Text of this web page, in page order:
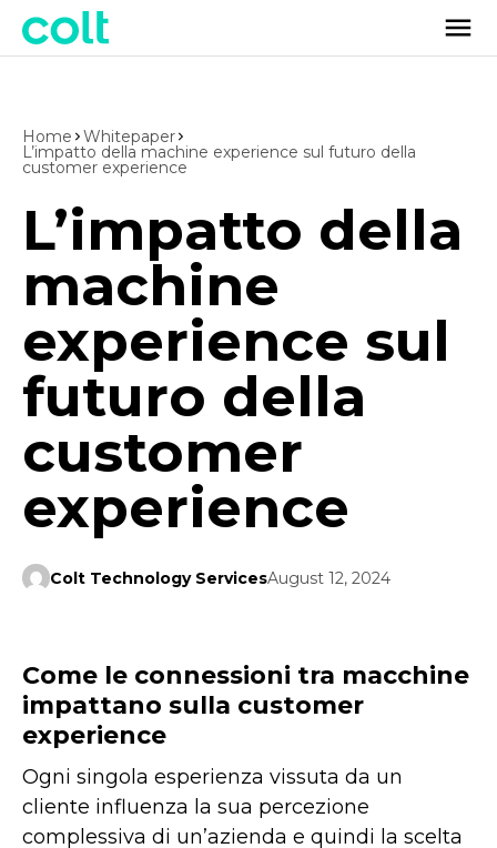
Home Whitepaper
L’impatto della machine experience sul futuro della
customer experience
L’impatto della
machine
experience sul
futuro della
customer
experience
Colt Technology ServicesAugust 12, 2024
Come le connessioni tra macchine
impattano sulla customer
experience
Ogni singola esperienza vissuta da un
cliente influenza la sua percezione
complessiva di un’azienda e quindi la scelta